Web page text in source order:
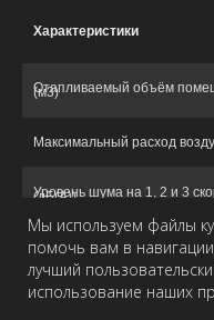
Главная
Мы используем файлы
помочь вам в
лучший
использование наших
Характеристики
Отапливаемый объём
(м3)
Максимальный расход
Уровень шума на 1, 2 и 3
(дБ(А))
Рядность теплообменника
Максимальное рабочее
(МПа)